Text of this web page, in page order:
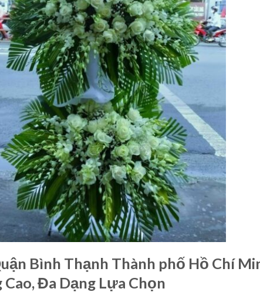
Bình Thạnh Thành phố Hồ Chí
Đa Dạng Lựa Chọn